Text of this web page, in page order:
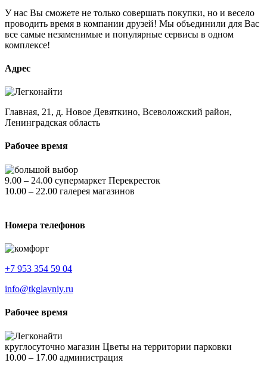
У нас Вы сможете не только совершать покупки, но и весело
проводить время в компании друзей! Мы объединили для Вас
все самые незаменимые и популярные сервисы в одном
комплексе!
Адрес
Главная, 21, д. Новое Девяткино, Всеволожский район,
Ленинградская область
Рабочее время
9.00 – 24.00 супермаркет Перекресток
10.00 – 22.00 галерея магазинов
Номера телефонов
+7 953 354 59 04
info@tkglavniy.ru
Рабочее время
круглосуточно магазин Цветы на территории парковки
10.00 – 17.00 администрация